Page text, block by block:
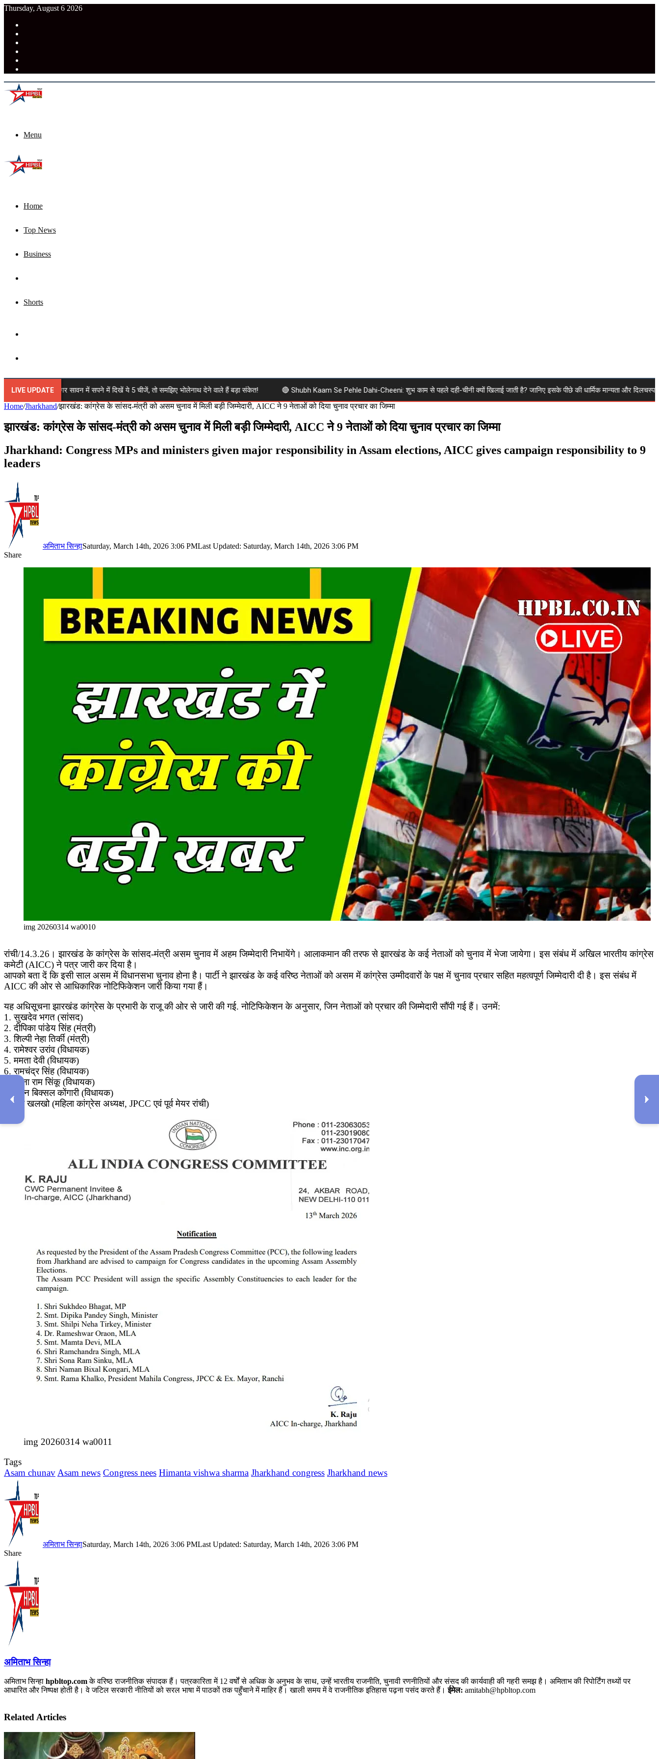
Thursday, August 6 2026
Menu
Home
Top News
Business
Shorts
for
LIVE UPDATE
2026: अगर सावन में सपने में दिखें ये 5 चीजें, तो समझिए भोलेनाथ देने वाले हैं बड़ा संकेत! 🔴 Shubh Kaam Se Pehle Dahi-Cheeni: शुभ काम से पहले दही-चीनी क्यों खिलाई जाती है? जानिए इसके पीछे की धार्मिक मान्यता और दिलचस्प वजह
Home/Jharkhand/झारखंड: कांग्रेस के सांसद-मंत्री को असम चुनाव में मिली बड़ी जिम्मेदारी, AICC ने 9 नेताओं को दिया चुनाव प्रचार का जिम्मा
झारखंड: कांग्रेस के सांसद-मंत्री को असम चुनाव में मिली बड़ी जिम्मेदारी, AICC ने 9 नेताओं को दिया चुनाव प्रचार का जिम्मा
Jharkhand: Congress MPs and ministers given major responsibility in Assam elections, AICC gives campaign responsibility to 9
leaders
अमिताभ सिन्हाSaturday, March 14th, 2026 3:06 PMLast Updated: Saturday, March 14th, 2026 3:06 PM
Share
img 20260314 wa0010
रांची/14.3.26। झारखंड के कांग्रेस के सांसद-मंत्री असम चुनाव में अहम जिम्मेदारी निभायेंगे। आलाकमान की तरफ से झारखंड के कई नेताओं को चुनाव में भेजा जायेगा। इस संबंध में अखिल भारतीय कांग्रेस
कमेटी (AICC) ने पत्र जारी कर दिया है।
आपको बता दें कि इसी साल असम में विधानसभा चुनाव होना है। पार्टी ने झारखंड के कई वरिष्ठ नेताओं को असम में कांग्रेस उम्मीदवारों के पक्ष में चुनाव प्रचार सहित महत्वपूर्ण जिम्मेदारी दी है। इस संबंध में
AICC की ओर से आधिकारिक नोटिफिकेशन जारी किया गया हैं।
यह अधिसूचना झारखंड कांग्रेस के प्रभारी के राजू की ओर से जारी की गई. नोटिफिकेशन के अनुसार, जिन नेताओं को प्रचार की जिम्मेदारी सौंपी गई हैं। उनमें:
1. सुखदेव भगत (सांसद)
2. दीपिका पांडेय सिंह (मंत्री)
3. शिल्पी नेहा तिर्की (मंत्री)
4. रामेश्वर उरांव (विधायक)
5. ममता देवी (विधायक)
6. रामचंद्र सिंह (विधायक)
7. सोना राम सिंकू (विधायक)
8. नमन बिक्सल कोंगारी (विधायक)
9. रमा खलखो (महिला कांग्रेस अध्यक्ष, JPCC एवं पूर्व मेयर रांची)
img 20260314 wa0011
Tags
Asam chunav Asam news Congress nees Himanta vishwa sharma Jharkhand congress Jharkhand news
अमिताभ सिन्हाSaturday, March 14th, 2026 3:06 PMLast Updated: Saturday, March 14th, 2026 3:06 PM
Share
Facebook
LinkedIn
Pinterest
WhatsApp
Telegram
अमिताभ सिन्हा
अमिताभ सिन्हा hpbltop.comके वरिष्ठ राजनीतिक संपादक हैं। पत्रकारिता में 12 वर्षों से अधिक के अनुभव के साथ, उन्हें भारतीय राजनीति, चुनावी रणनीतियों और संसद की कार्यवाही की गहरी समझ है। अमिताभ की रिपोर्टिंग तथ्यों पर
आधारित और निष्पक्ष होती है। वे जटिल सरकारी नीतियों को सरल भाषा में पाठकों तक पहुँचाने में माहिर हैं। खाली समय में वे राजनीतिक इतिहास पढ़ना पसंद करते हैं।ईमेल: amitabh@hpbltop.com
Related Articles